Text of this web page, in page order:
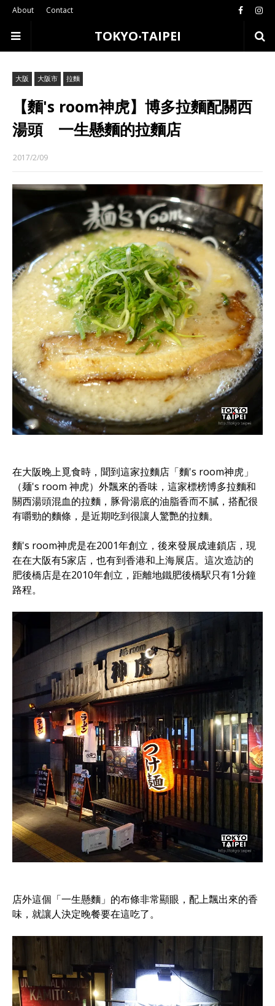
About Contact
TOKYO‧TAIPEI
大阪 大阪市 拉麵
【麵's room神虎】博多拉麵配關西
湯頭 一生懸麵的拉麵店
2017/2/09
在大阪晚上覓食時，聞到這家拉麵店「麵's room神虎」
（麺's room 神虎）外飄來的香味，這家標榜博多拉麵和
關西湯頭混血的拉麵，豚骨湯底的油脂香而不膩，搭配很
有嚼勁的麵條，是近期吃到很讓人驚艷的拉麵。
麵's room神虎是在2001年創立，後來發展成連鎖店，現
在在大阪有5家店，也有到香港和上海展店。這次造訪的
肥後橋店是在2010年創立，距離地鐵肥後橋駅只有1分鐘
路程。
店外這個「一生懸麵」的布條非常顯眼，配上飄出來的香
味，就讓人決定晚餐要在這吃了。